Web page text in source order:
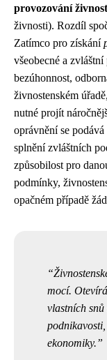
provozování
živnosti). Rozdíl
Zatímco pro získání
všeobecné a
bezúhonnost,
živnostenském
nutné projít
oprávnění se
splnění zvláštních
způsobilost pro
podmínky,
opačném případě
mocí.
vlastních
ekonomiky.